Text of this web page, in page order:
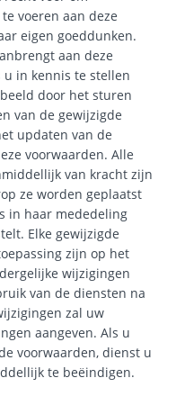
voeren aan deze
eigen goeddunken.
aan deze
in kennis te stellen
door het sturen
van de gewijzigde
updaten van de
voorwaarden. Alle
van kracht zijn
ze worden geplaatst
in haar mededeling
Elke gewijzigde
zijn op het
wijzigingen
van de diensten na
zal uw
aangeven. Als u
voorwaarden, dienst u
te beëindigen.